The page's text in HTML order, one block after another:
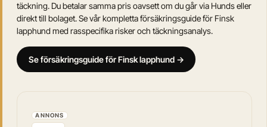
täckning. Du betalar samma pris oavsett om du går via Hunds eller
direkt till bolaget. Se vår kompletta försäkringsguide för Finsk
lapphund med rasspecifika risker och täckningsanalys.
Se försäkringsguide för Finsk lapphund →
ANNONS